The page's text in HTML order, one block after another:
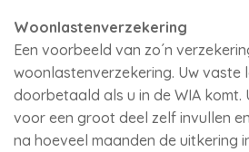
Woonlastenverzekering
Een voorbeeld van zo´n
woonlastenverzekering. Uw vaste
doorbetaald als u in de WIA komt.
voor een groot deel zelf invullen
na hoeveel maanden de uitkering